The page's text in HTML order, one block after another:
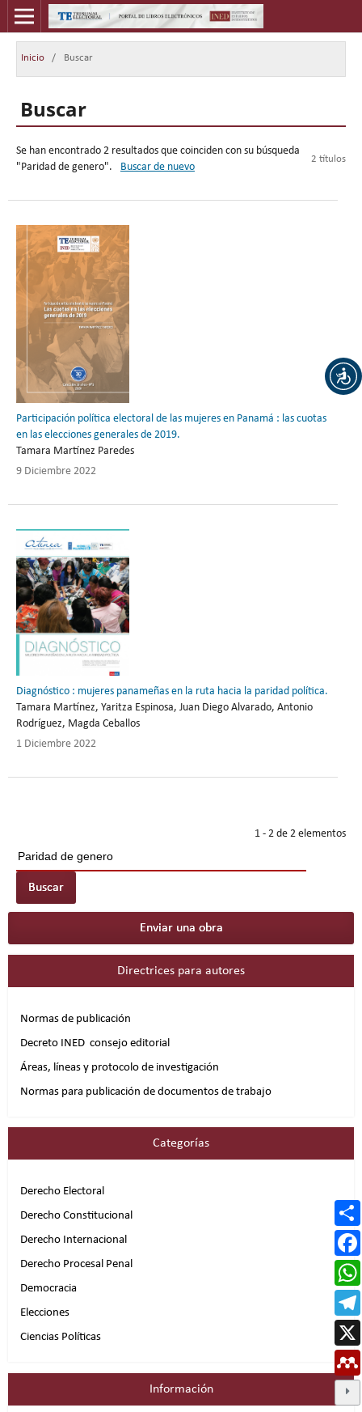
Inicio / Buscar
Buscar
2 títulos
Se han encontrado 2 resultados que coinciden con su búsqueda
"Paridad de genero".
Buscar de nuevo
Participación política electoral de las mujeres en Panamá : las cuotas
en las elecciones generales de 2019.
Tamara Martínez Paredes
9 Diciembre 2022
Diagnóstico : mujeres panameñas en la ruta hacia la paridad política.
Tamara Martínez, Yaritza Espinosa, Juan Diego Alvarado, Antonio
Rodríguez, Magda Ceballos
1 Diciembre 2022
1 - 2 de 2 elementos
Buscar
Enviar una obra
Directrices para autores
Normas de publicación
Decreto INED consejo editorial
Áreas, líneas y protocolo de investigación
Normas para publicación de documentos de trabajo
Categorías
Derecho Electoral
Derecho Constitucional
Derecho Internacional
Derecho Procesal Penal
Democracia
Elecciones
Ciencias Políticas
Información